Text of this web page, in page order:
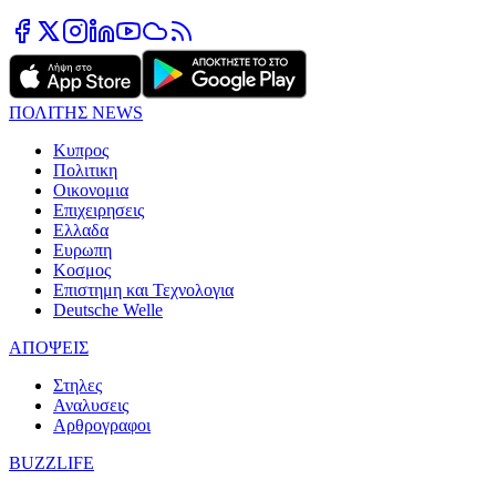
ΠΟΛΙΤΗΣ NEWS
Κυπρος
Πολιτικη
Οικονομια
Επιχειρησεις
Ελλαδα
Ευρωπη
Κοσμος
Επιστημη και Τεχνολογια
Deutsche Welle
ΑΠΟΨΕΙΣ
Στηλες
Αναλυσεις
Αρθρογραφοι
BUZZLIFE